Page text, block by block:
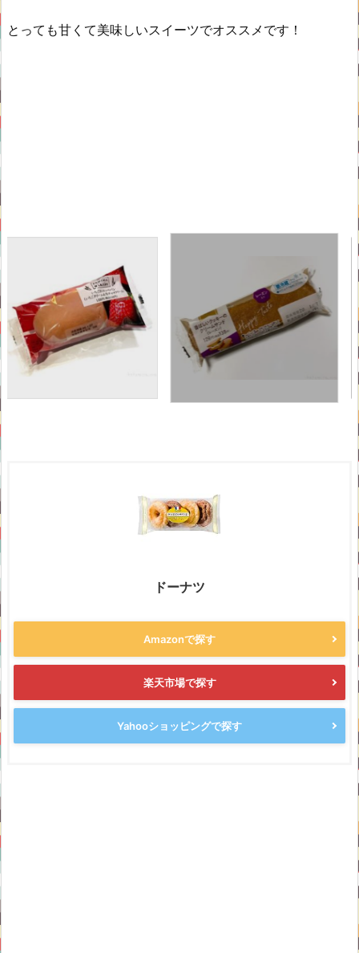
とっても甘くて美味しいスイーツでオススメです！
ドーナツ
Amazonで探す
楽天市場で探す
Yahooショッピングで探す